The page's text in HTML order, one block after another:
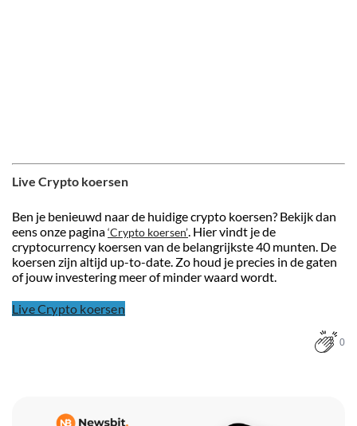
Live Crypto koersen
Ben je benieuwd naar de huidige crypto koersen? Bekijk dan
eens onze pagina‘Crypto koersen’ . Hier vindt je de
cryptocurrency koersen van de belangrijkste 40 munten. De
koersen zijn altijd up-to-date. Zo houd je precies in de gaten
of jouw investering meer of minder waard wordt.
Live Crypto koersen
0